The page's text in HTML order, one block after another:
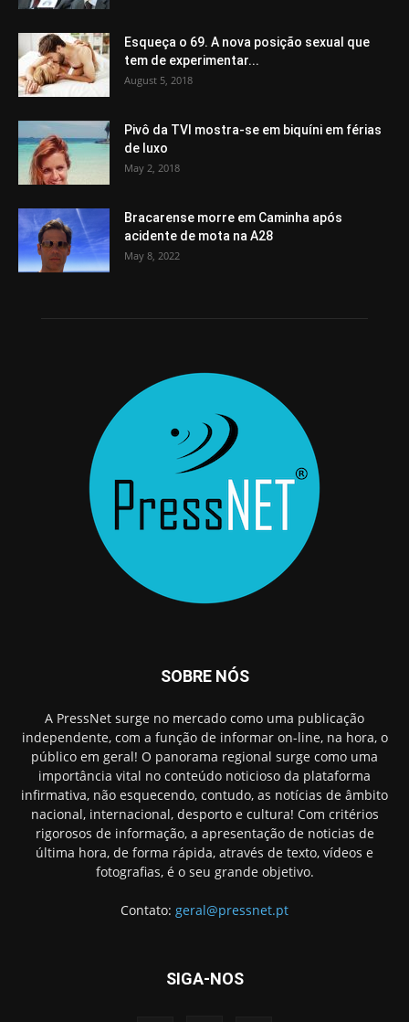
Esqueça o 69. A nova posição sexual que
tem de experimentar...
August 5, 2018
Pivô da TVI mostra-se em biquíni em férias
de luxo
May 2, 2018
Bracarense morre em Caminha após
acidente de mota na A28
May 8, 2022
SOBRE NÓS
A PressNet surge no mercado como uma publicação
independente, com a função de informar on-line, na hora, o
público em geral! O panorama regional surge como uma
importância vital no conteúdo noticioso da plataforma
infirmativa, não esquecendo, contudo, as notícias de âmbito
nacional, internacional, desporto e cultura! Com critérios
rigorosos de informação, a apresentação de noticias de
última hora, de forma rápida, através de texto, vídeos e
fotografias, é o seu grande objetivo.
Contato: geral@pressnet.pt
SIGA-NOS